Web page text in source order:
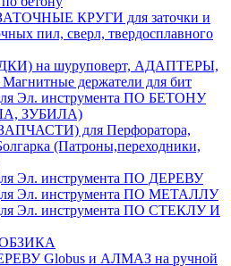
КРУГИ для заточки и
пил, сверл, твердосплавного
на шуруповерт, АДАПТЕРЫ,
держатели для бит
Эл. инструмента ПО БЕТОНУ
ЗУБИЛА)
для Перфоратора,
(Патроны,переходники,
Эл. инструмента ПО ДЕРЕВУ
Эл. инструмента ПО МЕТАЛЛУ
Эл. инструмента ПО СТЕКЛУ И
Globus и АЛМАЗ на ручной